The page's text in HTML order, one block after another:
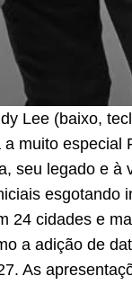
Lee (baixo,
muito especial
seu legado e à
esgotando
24 cidades e
a adição de
As